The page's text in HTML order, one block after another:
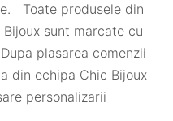
Toate produsele din
sunt marcate cu
plasarea comenzii
din echipa Chic Bijoux
personalizarii